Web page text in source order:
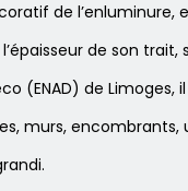
de
de son
(ENAD) de
murs,